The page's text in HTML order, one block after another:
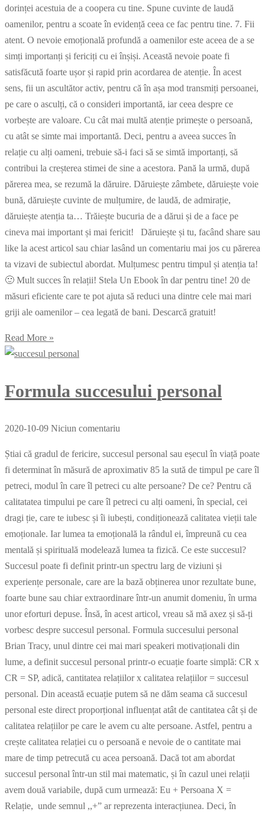
dorinței acestuia de a coopera cu tine. Spune cuvinte de laudă
oamenilor, pentru a scoate în evidență ceea ce fac pentru tine. 7. Fii
atent. O nevoie emoțională profundă a oamenilor este aceea de a se
simți importanți și fericiți cu ei înșiși. Această nevoie poate fi
satisfăcută foarte ușor și rapid prin acordarea de atenție. În acest
sens, fii un ascultător activ, pentru că în așa mod transmiți persoanei,
pe care o asculți, că o consideri importantă, iar ceea despre ce
vorbește are valoare. Cu cât mai multă atenție primește o persoană,
cu atât se simte mai importantă. Deci, pentru a aveea succes în
relație cu alți oameni, trebuie să-i faci să se simtă importanți, să
contribui la creșterea stimei de sine a acestora. Pană la urmă, după
părerea mea, se rezumă la dăruire. Dăruiește zâmbete, dăruiește voie
bună, dăruiește cuvinte de mulțumire, de laudă, de admirație,
dăruiește atenția ta… Trăiește bucuria de a dărui și de a face pe
cineva mai important și mai fericit! Dăruiește și tu, facând share sau
like la acest articol sau chiar lasând un comentariu mai jos cu părerea
ta vizavi de subiectul abordat. Mulțumesc pentru timpul și atenția ta!
🙂 Mult succes în relații! Stela Un Ebook în dar pentru tine! 20 de
măsuri eficiente care te pot ajuta să reduci una dintre cele mai mari
griji ale oamenilor – cea legată de bani. Descarcă gratuit!
Read More »
Formula succesului personal
2020-10-09 Niciun comentariu
Știai că gradul de fericire, succesul personal sau eșecul în viață poate
fi determinat în măsură de aproximativ 85 la sută de timpul pe care îl
petreci, modul în care îl petreci cu alte persoane? De ce? Pentru că
calitatatea timpului pe care îl petreci cu alți oameni, în special, cei
dragi ție, care te iubesc și îi iubești, condiționează calitatea vieții tale
emoționale. Iar lumea ta emoțională la rândul ei, împreună cu cea
mentală și spirituală modelează lumea ta fizică. Ce este succesul?
Succesul poate fi definit printr-un spectru larg de viziuni și
experiențe personale, care are la bază obținerea unor rezultate bune,
foarte bune sau chiar extraordinare într-un anumit domeniu, în urma
unor eforturi depuse. Însă, în acest articol, vreau să mă axez și să-ți
vorbesc despre succesul personal. Formula succesului personal
Brian Tracy, unul dintre cei mai mari speakeri motivaționali din
lume, a definit succesul personal printr-o ecuație foarte simplă: CR x
CR = SP, adică, cantitatea relațiilor x calitatea relațiilor = succesul
personal. Din această ecuație putem să ne dăm seama că succesul
personal este direct proporțional influențat atât de cantitatea cât și de
calitatea relațiilor pe care le avem cu alte persoane. Astfel, pentru a
crește calitatea relației cu o persoană e nevoie de o cantitate mai
mare de timp petrecută cu acea persoană. Dacă tot am abordat
succesul personal într-un stil mai matematic, și în cazul unei relații
avem două variabile, după cum urmează: Eu + Persoana X =
Relație, unde semnul ,,+” ar reprezenta interacțiunea. Deci, în